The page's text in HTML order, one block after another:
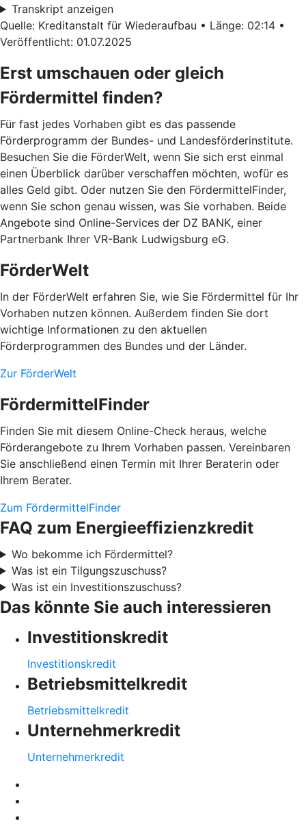
Transkript anzeigen
Quelle: Kreditanstalt für Wiederaufbau • Länge: 02:14 •
Veröffentlicht: 01.07.2025
Erst umschauen oder gleich
Fördermittel finden?
Für fast jedes Vorhaben gibt es das passende
Förderprogramm der Bundes- und Landesförderinstitute.
Besuchen Sie die FörderWelt, wenn Sie sich erst einmal
einen Überblick darüber verschaffen möchten, wofür es
alles Geld gibt. Oder nutzen Sie den FördermittelFinder,
wenn Sie schon genau wissen, was Sie vorhaben. Beide
Angebote sind Online-Services der DZ BANK, einer
Partnerbank Ihrer VR-Bank Ludwigsburg eG.
FörderWelt
In der FörderWelt erfahren Sie, wie Sie Fördermittel für Ihr
Vorhaben nutzen können. Außerdem finden Sie dort
wichtige Informationen zu den aktuellen
Förderprogrammen des Bundes und der Länder.
Zur FörderWelt
FördermittelFinder
Finden Sie mit diesem Online-Check heraus, welche
Förderangebote zu Ihrem Vorhaben passen. Vereinbaren
Sie anschließend einen Termin mit Ihrer Beraterin oder
Ihrem Berater.
Zum FördermittelFinder
FAQ zum Energieeffizienzkredit
Wo bekomme ich Fördermittel?
Was ist ein Tilgungszuschuss?
Was ist ein Investitionszuschuss?
Das könnte Sie auch interessieren
Investitionskredit
Investitionskredit
Betriebsmittelkredit
Betriebsmittelkredit
Unternehmerkredit
Unternehmerkredit